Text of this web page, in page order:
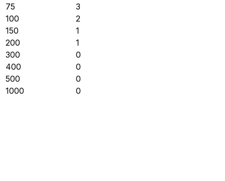
75
3
100
2
150
1
200
1
300
0
400
0
500
0
1000
0